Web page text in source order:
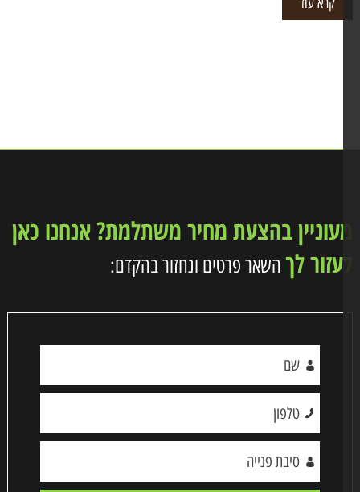
בהצעת מחיר משתלמת? אנחנו כאן
לךהשאר פרטים ונחזור בהקדם: